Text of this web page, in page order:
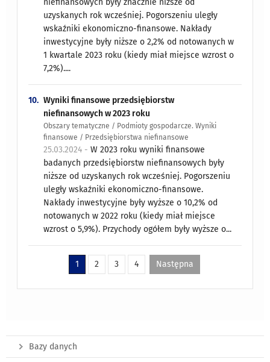
uzyskanych rok wcześniej. Pogorszeniu uległy
wskaźniki ekonomiczno-finansowe. Nakłady
inwestycyjne były niższe o 2,2% od notowanych w
1 kwartale 2023 roku (kiedy miał miejsce wzrost o
7,2%)....
10. Wyniki finansowe przedsiębiorstw
niefinansowych w 2023 roku
Obszary tematyczne / Podmioty gospodarcze. Wyniki
finansowe / Przedsiębiorstwa niefinansowe
25.03.2024 -W 2023 roku wyniki finansowe
badanych przedsiębiorstw niefinansowych były
niższe od uzyskanych rok wcześniej. Pogorszeniu
uległy wskaźniki ekonomiczno-finansowe.
Nakłady inwestycyjne były wyższe o 10,2% od
notowanych w 2022 roku (kiedy miał miejsce
wzrost o 5,9%). Przychody ogółem były wyższe o...
1 2 3 4 Następna
Bazy danych